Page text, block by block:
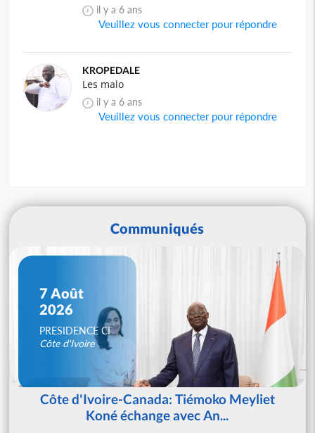
il y a 6 ans
Veuillez vous connecter pour répondre
KROPEDALE
Les malo
il y a 6 ans
Veuillez vous connecter pour répondre
Communiqués
7 Août
2026
PRESIDENCE CI
Côte d'Ivoire
Côte d'Ivoire-Canada: Tiémoko Meyliet
Koné échange avec An...